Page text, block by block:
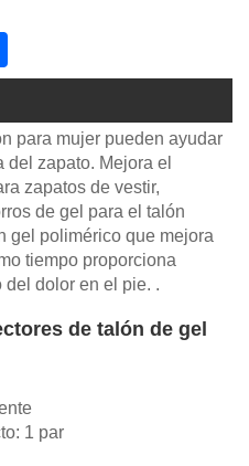
para mujer pueden ayudar
zapato. Mejora el
zapatos de vestir,
de gel para el talón
gel polimérico que mejora
tiempo proporciona
dolor en el pie. .
de talón de gel
1 par